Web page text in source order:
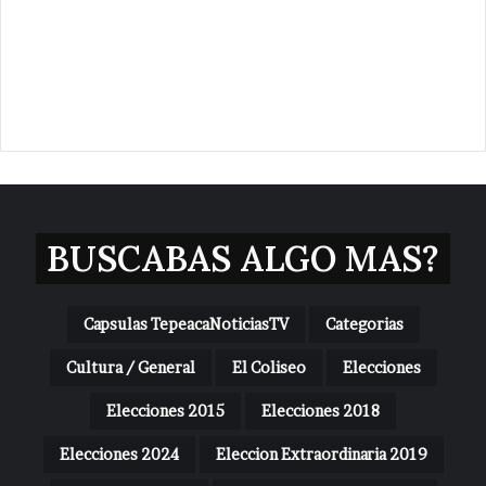
BUSCABAS ALGO MAS?
Capsulas TepeacaNoticiasTV Categorias
Cultura / General El Coliseo Elecciones
Elecciones 2015 Elecciones 2018
Elecciones 2024 Eleccion Extraordinaria 2019